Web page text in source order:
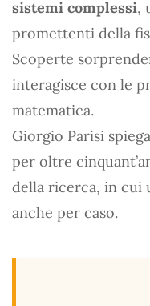
sistemi complessi,
promettenti della
Scoperte
interagisce con le
matematica.
Giorgio Parisi
per oltre
della ricerca, in cui
anche per caso.